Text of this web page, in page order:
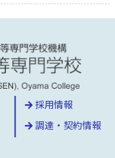
採用情報
調達・契約情報